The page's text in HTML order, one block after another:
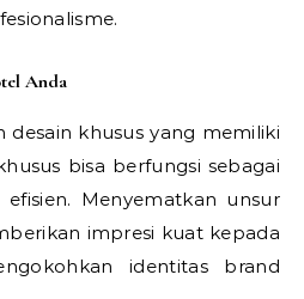
Anda
desain khusus yang memiliki
bisa berfungsi sebagai
Menyematkan unsur
impresi kuat kepada
identitas brand